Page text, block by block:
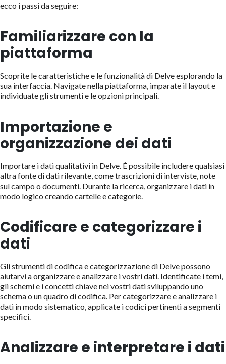
ecco i passi da seguire:
Familiarizzare con la
piattaforma
Scoprite le caratteristiche e le funzionalità di Delve esplorando la
sua interfaccia. Navigate nella piattaforma, imparate il layout e
individuate gli strumenti e le opzioni principali.
Importazione e
organizzazione dei dati
Importare i dati qualitativi in Delve. È possibile includere qualsiasi
altra fonte di dati rilevante, come trascrizioni di interviste, note
sul campo o documenti. Durante la ricerca, organizzare i dati in
modo logico creando cartelle e categorie.
Codificare e categorizzare i
dati
Gli strumenti di codifica e categorizzazione di Delve possono
aiutarvi a organizzare e analizzare i vostri dati. Identificate i temi,
gli schemi e i concetti chiave nei vostri dati sviluppando uno
schema o un quadro di codifica. Per categorizzare e analizzare i
dati in modo sistematico, applicate i codici pertinenti a segmenti
specifici.
Analizzare e interpretare i dati